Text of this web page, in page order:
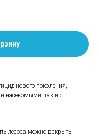
нового поколения,
насекомыми, так и с
можно вскрыть